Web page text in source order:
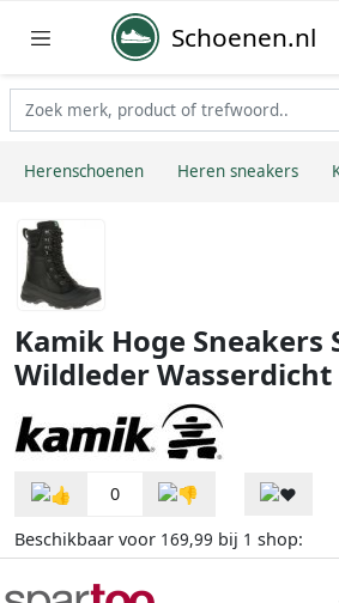
Schoenen.nl
Herenschoenen Heren sneakers
Kamik Hoge Sneakers
Wildleder Wasserdicht
0
Beschikbaar voor 169,99 bij 1 shop: